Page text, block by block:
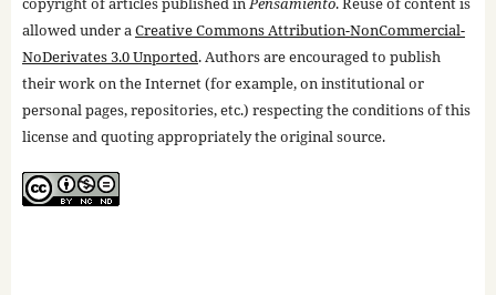
allowed under aCreative Commons Attribution-NonCommercial-
NoDerivates 3.0 Unported. Authors are encouraged to publish
their work on the Internet (for example, on institutional or
personal pages, repositories, etc.) respecting the conditions of this
license and quoting appropriately the original source.